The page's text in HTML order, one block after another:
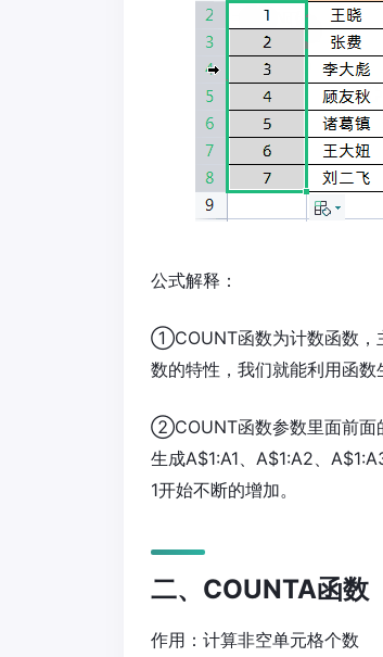
公式解释：
①COUNT函数为计数函数，
数的特性，我们就能利用函数
②COUNT函数参数里面前面
生成A$1:A1、A$1:A2、
1开始不断的增加。
二、COUNTA函数
作用：计算非空单元格个数